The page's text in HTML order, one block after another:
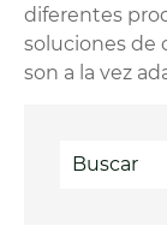
diferentes
soluciones de
son a la vez